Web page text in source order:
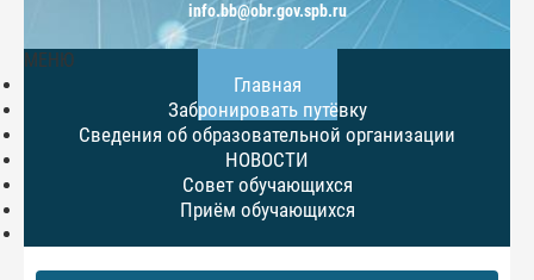
info.bb@obr.gov.spb.ru
МЕНЮ
Главная
Забронировать путёвку
Сведения об образовательной организации
НОВОСТИ
Совет обучающихся
Приём обучающихся